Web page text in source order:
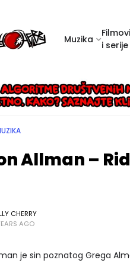
Muzika
Filmovi
i serije
Allman –
CHERRY
AGO
je sin poznatog Grega